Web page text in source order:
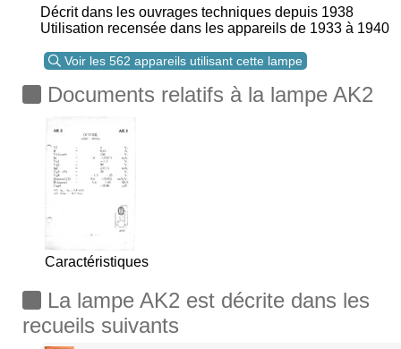
Décrit dans les ouvrages techniques depuis 1938
Utilisation recensée dans les appareils de 1933 à 1940
Voir les 562 appareils utilisant cette lampe
Documents relatifs à la lampe AK2
Caractéristiques
La lampe AK2 est décrite dans les
recueils suivants